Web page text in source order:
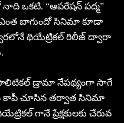
ఒకటి. “ఆపరేషన్ పద్మ”
బాగుందో సినిమా కూడా
థియేట్రికల్ రిలీజ్ ద్వారా
డ్రామా నేపథ్యంగా సాగే
కాపీ చూసిన తర్వాత సినిమా
గానే ప్రేక్షకులకు చేరువ